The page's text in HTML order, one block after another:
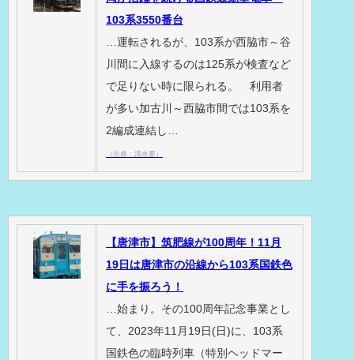
103系3550番台
…運転されるが、103系が西脇市～谷
川間に入線するのは125系が検査など
で足りない時に限られる。 利用者
が多い加古川～西脇市間では103系を
2編成連結し…
（出典：清水要）
【唐津市】筑肥線が100周年！11月
19日は唐津市の沿線から103系国鉄色
に手を振ろう！
…始まり。その100周年記念事業とし
て、2023年11月19日(日)に、103系
国鉄色の臨時列車（特別ヘッドマー